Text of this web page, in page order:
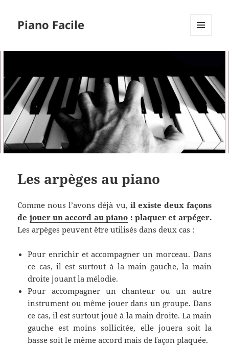
Piano Facile
Les arpèges au piano
Comme nous l’avons déjà vu, il existe deux façons
de jouer un accord au piano : plaquer et arpéger.
Les arpèges peuvent être utilisés dans deux cas :
Pour enrichir et accompagner un morceau. Dans
ce cas, il est surtout à la main gauche, la main
droite jouant la mélodie.
Pour accompagner un chanteur ou un autre
instrument ou même jouer dans un groupe. Dans
ce cas, il est surtout joué à la main droite. La main
gauche est moins sollicitée, elle jouera soit la
basse soit le même accord mais de façon plaquée.